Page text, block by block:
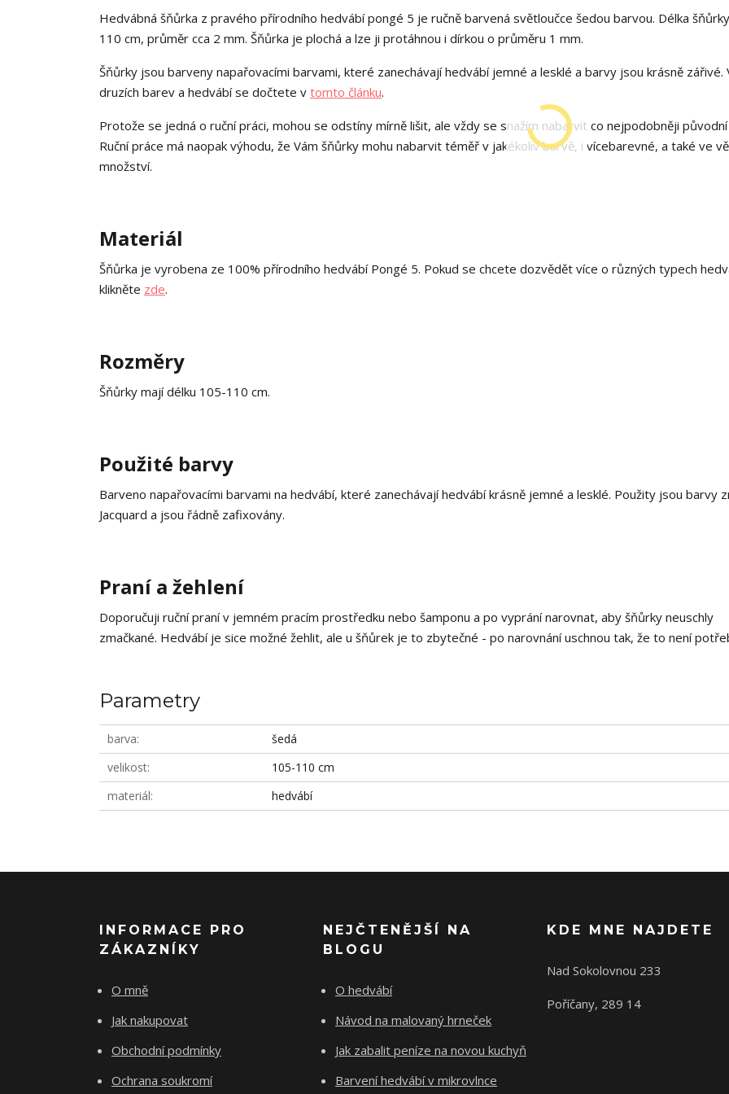
Hedvábná šňůrka z pravého přírodního hedvábí pongé 5 je ručně barvená světloučce šedou barvou. Délka
110 cm, průměr cca 2 mm. Šňůrka je plochá a lze ji protáhnou i dírkou o průměru 1 mm.
Šňůrky jsou barveny napařovacími barvami, které zanechávají hedvábí jemné a lesklé a barvy jsou krásně zářivé.
druzích barev a hedvábí se dočtete v tomto článku.
Protože se jedná o ruční práci, mohou se odstíny mírně lišit, ale vždy se snažím nabarvit co nejpodobněji
Ruční práce má naopak výhodu, že Vám šňůrky mohu nabarvit téměř v jakékoliv barvě, i vícebarevné, a také ve
množství.
Materiál
Šňůrka je vyrobena ze 100% přírodního hedvábí Pongé 5. Pokud se chcete dozvědět více o různých typech
klikněte zde.
Rozměry
Šňůrky mají délku 105-110 cm.
Použité barvy
Barveno napařovacími barvami na hedvábí, které zanechávají hedvábí krásně jemné a lesklé. Použity jsou barvy
Jacquard a jsou řádně zafixovány.
Praní a žehlení
Doporučuji ruční praní v jemném pracím prostředku nebo šamponu a po vyprání narovnat, aby šňůrky neuschly
zmačkané. Hedvábí je sice možné žehlit, ale u šňůrek je to zbytečné - po narovnání uschnou tak, že to není
Parametry
barva
šedá
velikost
105-110 cm
materiál
hedvábí
INFORMACE PRO
ZÁKAZNÍKY
O mně
Jak nakupovat
Obchodní podmínky
Ochrana soukromí
NEJČTENĚJŠÍ NA
BLOGU
O hedvábí
Návod na malovaný hrneček
Jak zabalit peníze na novou kuchyň
Barvení hedvábí v mikrovlnce
KDE MNE NAJDETE
Nad Sokolovnou 233
Poříčany, 289 14